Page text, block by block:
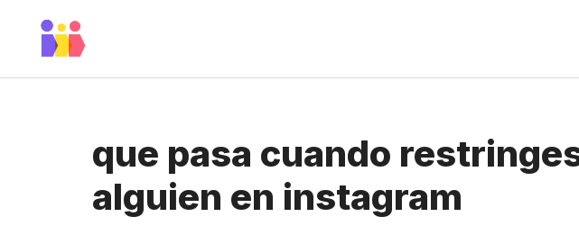
que pasa cuando
alguien en instagram